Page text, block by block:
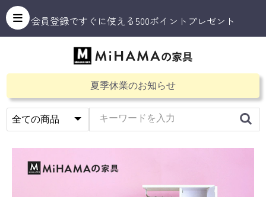
会員登録ですぐに使える500ポイントプレゼント
夏季休業のお知らせ